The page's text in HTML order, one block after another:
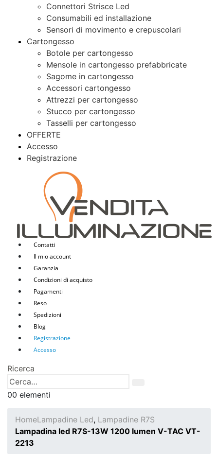
Connettori Strisce Led
Consumabili ed installazione
Sensori di movimento e crepuscolari
Cartongesso
Botole per cartongesso
Mensole in cartongesso prefabbricate
Sagome in cartongesso
Accessori cartongesso
Attrezzi per cartongesso
Stucco per cartongesso
Tasselli per cartongesso
OFFERTE
Accesso
Registrazione
Contatti
Il mio account
Garanzia
Condizioni di acquisto
Pagamenti
Reso
Spedizioni
Blog
Registrazione
Accesso
Ricerca
00 elementi
HomeLampadine Led, Lampadine R7S
Lampadina led R7S-13W 1200 lumen V-TAC VT-
2213